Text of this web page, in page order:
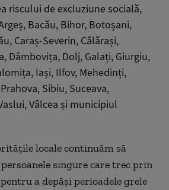
riscului de excluziune socială,
Bacău, Bihor, Botoșani,
Caraș-Severin, Călărași,
Dâmbovița, Dolj, Galați, Giurgiu,
Iași, Ilfov, Mehedinți,
Sibiu, Suceava,
Vâlcea și municipiul
locale continuăm să
singure care trec prin
a depăși perioadele grele